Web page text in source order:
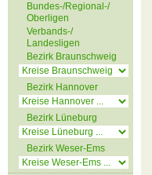
Bundes-/Regional-/
Oberligen
Verbands-/
Landesligen
Bezirk Braunschweig
Bezirk Hannover
Bezirk Lüneburg
Bezirk Weser-Ems